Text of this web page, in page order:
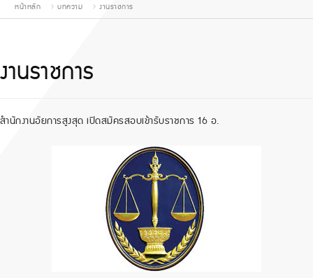
หน้าหลัก บทความ งานราชการ
งานราชการ
สำนักงานอัยการสูงสุด เปิดสมัครสอบเข้ารับราชการ 16 อ.